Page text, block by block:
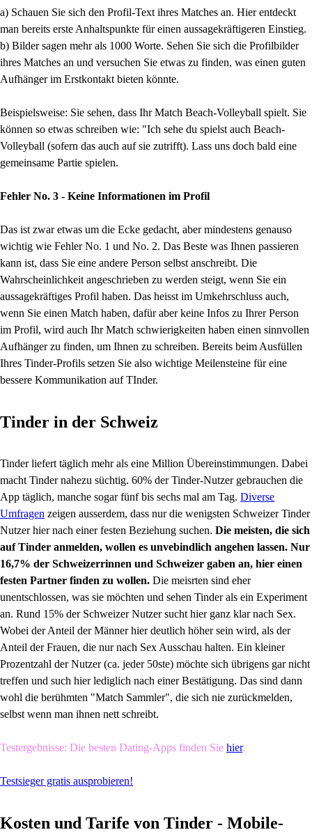
a) Schauen Sie sich den Profil-Text ihres Matches an. Hier entdeckt
man bereits erste Anhaltspunkte für einen aussagekräftigeren Einstieg.
b) Bilder sagen mehr als 1000 Worte. Sehen Sie sich die Profilbilder
ihres Matches an und versuchen Sie etwas zu finden, was einen guten
Aufhänger im Erstkontakt bieten könnte.
Beispielsweise: Sie sehen, dass Ihr Match Beach-Volleyball spielt. Sie
können so etwas schreiben wie: "Ich sehe du spielst auch Beach-
Volleyball (sofern das auch auf sie zutrifft). Lass uns doch bald eine
gemeinsame Partie spielen.
Fehler No. 3 - Keine Informationen im Profil
Das ist zwar etwas um die Ecke gedacht, aber mindestens genauso
wichtig wie Fehler No. 1 und No. 2. Das Beste was Ihnen passieren
kann ist, dass Sie eine andere Person selbst anschreibt. Die
Wahrscheinlichkeit angeschrieben zu werden steigt, wenn Sie ein
aussagekräftiges Profil haben. Das heisst im Umkehrschluss auch,
wenn Sie einen Match haben, dafür aber keine Infos zu Ihrer Person
im Profil, wird auch Ihr Match schwierigkeiten haben einen sinnvollen
Aufhänger zu finden, um Ihnen zu schreiben. Bereits beim Ausfüllen
Ihres Tinder-Profils setzen Sie also wichtige Meilensteine für eine
bessere Kommunikation auf TInder.
Tinder in der Schweiz
Tinder liefert täglich mehr als eine Million Übereinstimmungen. Dabei
macht Tinder nahezu süchtig. 60% der Tinder-Nutzer gebrauchen die
App täglich, manche sogar fünf bis sechs mal am Tag. Diverse
Umfragen zeigen ausserdem, dass nur die wenigsten Schweizer Tinder
Nutzer hier nach einer festen Beziehung suchen. Die meisten, die sich
auf Tinder anmelden, wollen es unvebindlich angehen lassen. Nur
16,7% der Schweizerrinnen und Schweizer gaben an, hier einen
festen Partner finden zu wollen. Die meisrten sind eher
unentschlossen, was sie möchten und sehen Tinder als ein Experiment
an. Rund 15% der Schweizer Nutzer sucht hier ganz klar nach Sex.
Wobei der Anteil der Männer hier deutlich höher sein wird, als der
Anteil der Frauen, die nur nach Sex Ausschau halten. Ein kleiner
Prozentzahl der Nutzer (ca. jeder 50ste) möchte sich übrigens gar nicht
treffen und such hier lediglich nach einer Bestätigung. Das sind dann
wohl die berühmten "Match Sammler", die sich nie zurückmelden,
selbst wenn man ihnen nett schreibt.
Testergebnisse: Die besten Dating-Apps finden Sie hier.
Testsieger gratis ausprobieren!
Kosten und Tarife von Tinder - Mobile-